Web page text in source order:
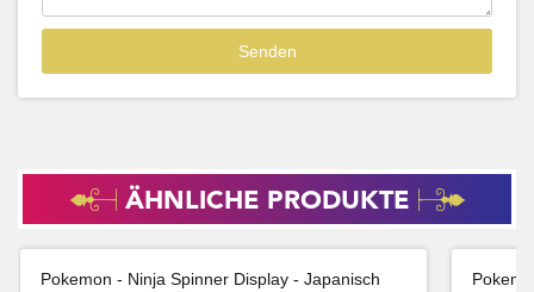
ÄHNLICHE PRODUKTE
Pokemon - Ninja Spinner Display - Japanisch